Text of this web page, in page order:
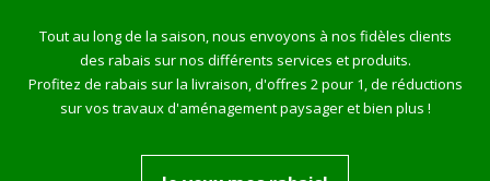
Tout au long de la saison, nous envoyons à nos fidèles clients
des rabais sur nos différents services et produits.
Profitez de rabais sur la livraison, d'offres 2 pour 1, de réductions
sur vos travaux d'aménagement paysager et bien plus !